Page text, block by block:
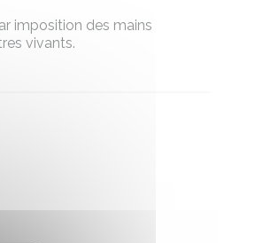
imposition des mains
vivants.